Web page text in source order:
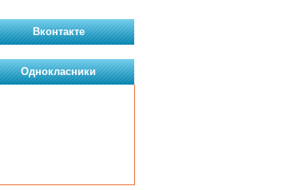
Вконтакте
Однокласники